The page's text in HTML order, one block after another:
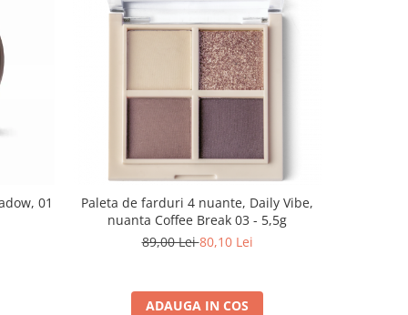
01
Paleta de farduri 4 nuante, Daily Vibe,
nuanta Coffee Break 03 - 5,5g
89,00 Lei80,10 Lei
ADAUGA IN COS